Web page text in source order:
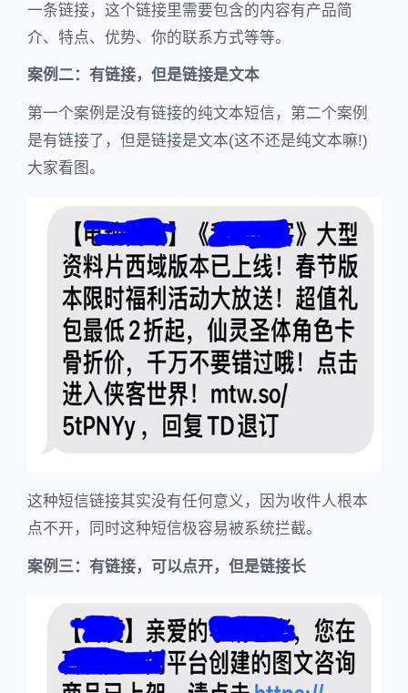
一条链接，这个链接里需要包含的内容有产品简
介、特点、优势、你的联系方式等等。
案例二：有链接，但是链接是文本
第一个案例是没有链接的纯文本短信，第二个案例
是有链接了，但是链接是文本(这不还是纯文本嘛!)
大家看图。
这种短信链接其实没有任何意义，因为收件人根本
点不开，同时这种短信极容易被系统拦截。
案例三：有链接，可以点开，但是链接长